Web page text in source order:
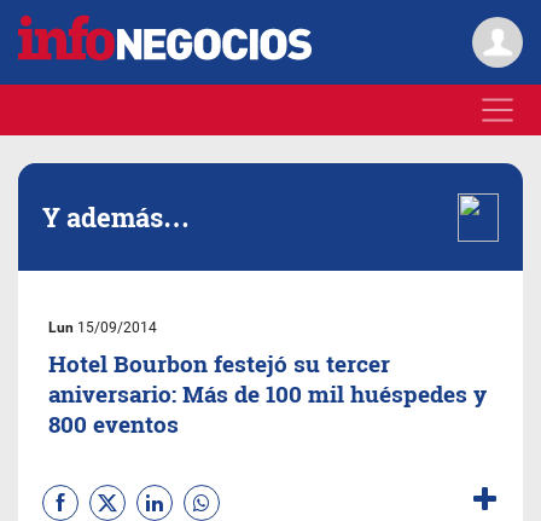
Y además…
Lun 15/09/2014
Hotel Bourbon festejó su tercer
aniversario: Más de 100 mil huéspedes y
800 eventos